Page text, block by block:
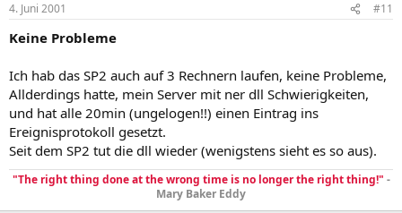
4. Juni 2001 #11
Keine Probleme
Ich hab das SP2 auch auf 3 Rechnern laufen, keine Probleme,
Allderdings hatte, mein Server mit ner dll Schwierigkeiten,
und hat alle 20min (ungelogen!!) einen Eintrag ins
Ereignisprotokoll gesetzt.
Seit dem SP2 tut die dll wieder (wenigstens sieht es so aus).
"The right thing done at the wrong time is no longer the right thing!" -
Mary Baker Eddy